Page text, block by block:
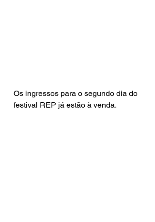
Os ingressos para o segundo dia do
festival REP já estão à venda.